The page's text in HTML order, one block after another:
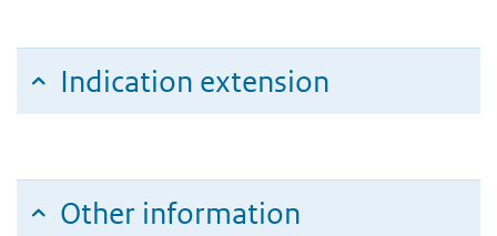
Indication extension
Other information